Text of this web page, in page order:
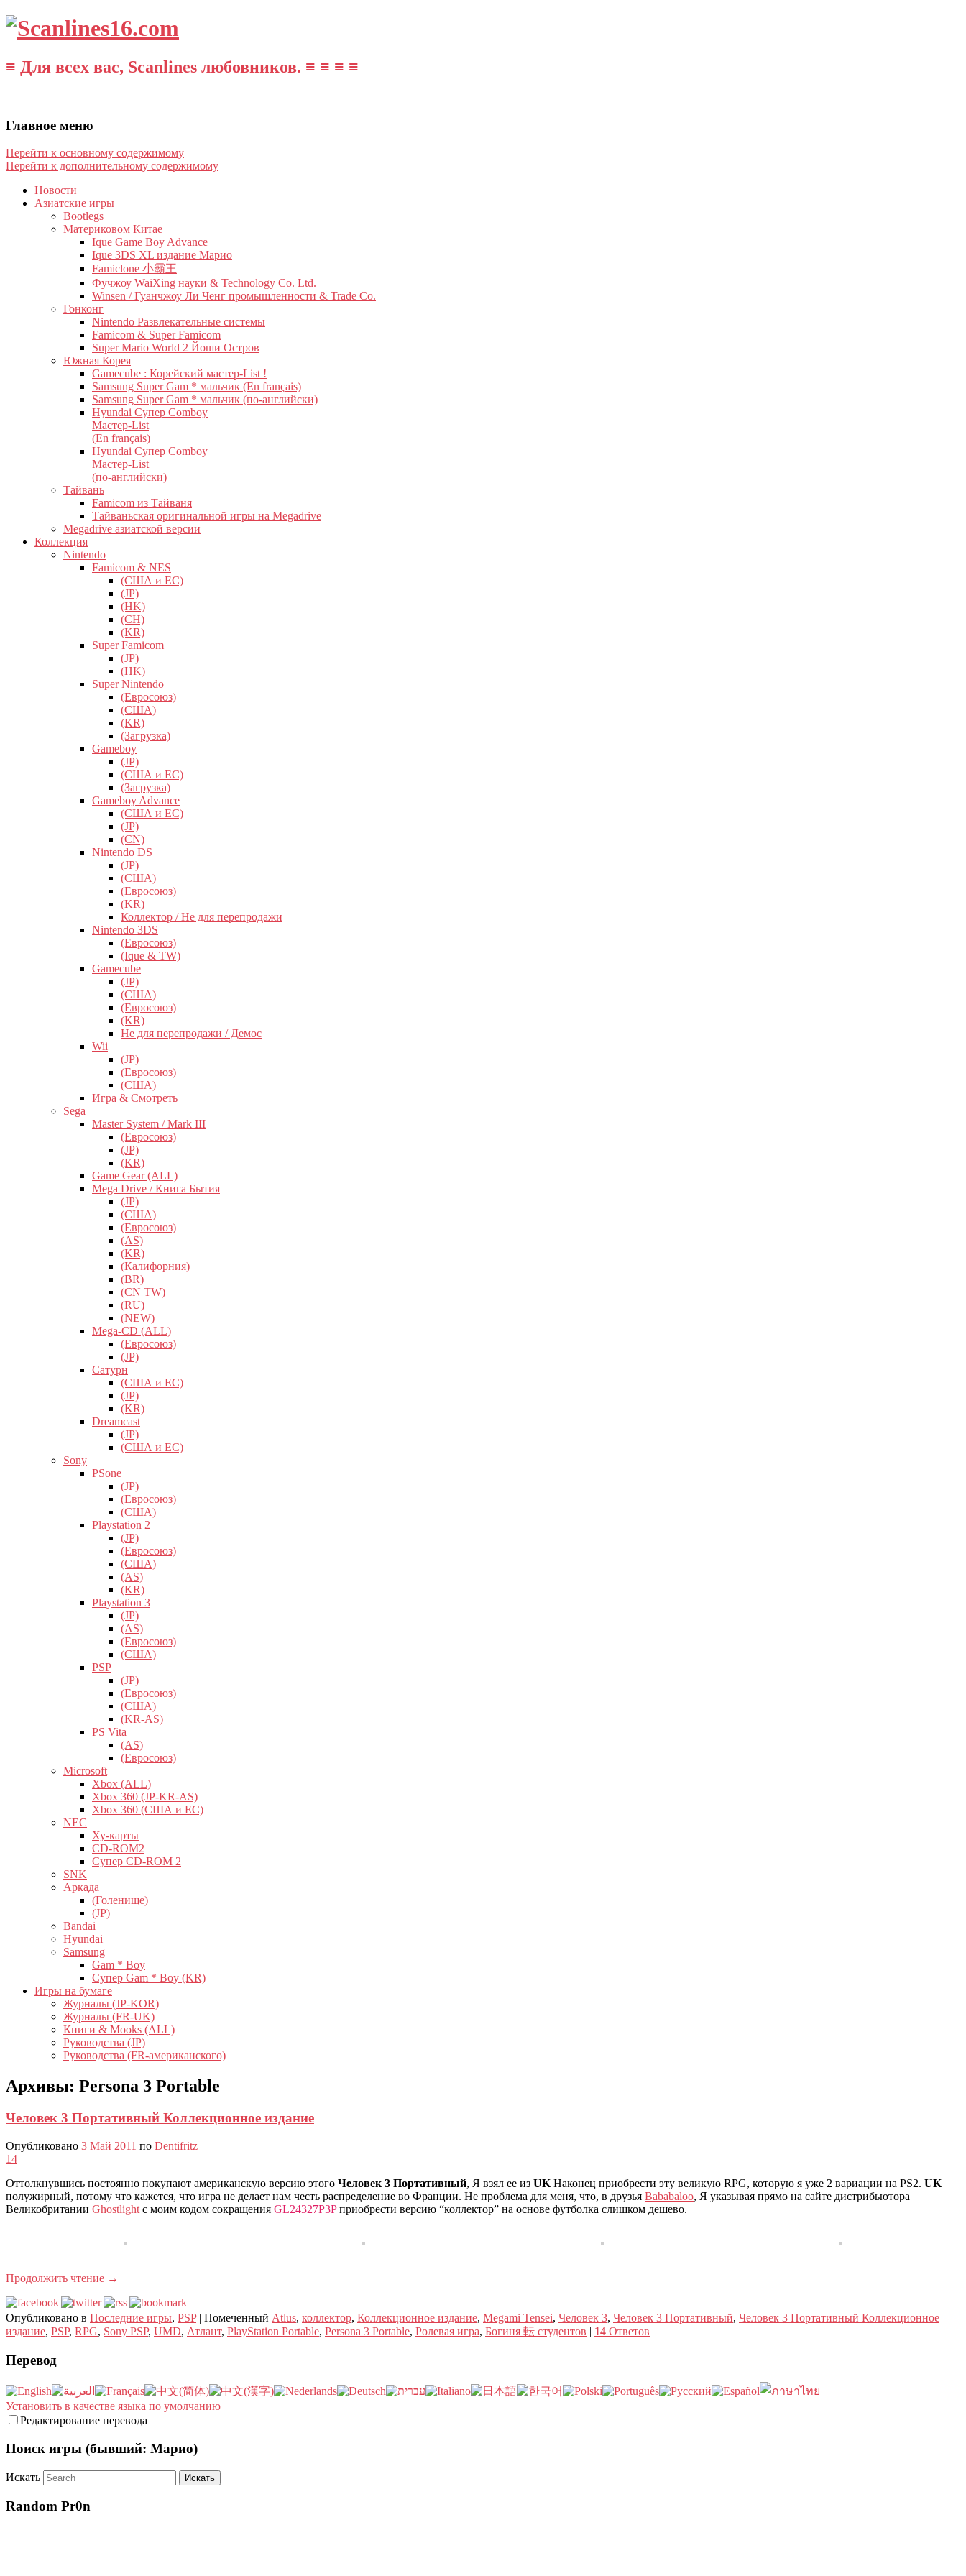
≡ Для всех вас, Scanlines любовников. ≡ ≡ ≡ ≡
Главное меню
Перейти к основному содержимому
Перейти к дополнительному содержимому
Новости
Азиатские игры
Bootlegs
Материковом Китае
Ique Game Boy Advance
Ique 3DS XL издание Марио
Famiclone 小霸王
Фучжоу WaiXing науки & Technology Co. Ltd.
Winsen / Гуанчжоу Ли Ченг промышленности & Trade Co.
Гонконг
Nintendo Развлекательные системы
Famicom & Super Famicom
Super Mario World 2 Йоши Остров
Южная Корея
Gamecube : Корейский мастер-List !
Samsung Super Gam * мальчик (En français)
Samsung Super Gam * мальчик (по-английски)
Hyundai Супер Comboy
Мастер-List
(En français)
Hyundai Супер Comboy
Мастер-List
(по-английски)
Тайвань
Famicom из Тайваня
Тайваньская оригинальной игры на Megadrive
Megadrive азиатской версии
Коллекция
Nintendo
Famicom & NES
(США и ЕС)
(JP)
(HK)
(CH)
(KR)
Super Famicom
(JP)
(HK)
Super Nintendo
(Евросоюз)
(США)
(KR)
(Загрузка)
Gameboy
(JP)
(США и ЕС)
(Загрузка)
Gameboy Advance
(США и ЕС)
(JP)
(CN)
Nintendo DS
(JP)
(США)
(Евросоюз)
(KR)
Коллектор / Не для перепродажи
Nintendo 3DS
(Евросоюз)
(Ique & TW)
Gamecube
(JP)
(США)
(Евросоюз)
(KR)
Не для перепродажи / Демос
Wii
(JP)
(Евросоюз)
(США)
Игра & Смотреть
Sega
Master System / Mark III
(Евросоюз)
(JP)
(KR)
Game Gear (ALL)
Mega Drive / Книга Бытия
(JP)
(США)
(Евросоюз)
(AS)
(KR)
(Калифорния)
(BR)
(CN TW)
(RU)
(NEW)
Mega-CD (ALL)
(Евросоюз)
(JP)
Сатурн
(США и ЕС)
(JP)
(KR)
Dreamcast
(JP)
(США и ЕС)
Sony
PSone
(JP)
(Евросоюз)
(США)
Playstation 2
(JP)
(Евросоюз)
(США)
(AS)
(KR)
Playstation 3
(JP)
(AS)
(Евросоюз)
(США)
PSP
(JP)
(Евросоюз)
(США)
(KR-AS)
PS Vita
(AS)
(Евросоюз)
Microsoft
Xbox (ALL)
Xbox 360 (JP-KR-AS)
Xbox 360 (США и ЕС)
NEC
Ху-карты
CD-ROM2
Супер CD-ROM 2
SNK
Аркада
(Голенище)
(JP)
Bandai
Hyundai
Samsung
Gam * Boy
Супер Gam * Boy (KR)
Игры на бумаге
Журналы (JP-KOR)
Журналы (FR-UK)
Книги & Mooks (ALL)
Руководства (JP)
Руководства (FR-американского)
Архивы: Persona 3 Portable
Человек 3 Портативный Коллекционное издание
Опубликовано 3 Май 2011 по Dentifritz
14
Оттолкнувшись постоянно покупают американскую версию этого Человек 3 Портативный, Я взял ее из UK Наконец приобрести эту великую RPG, которую я уже 2 вариации на PS2. UK
полужирный, потому что кажется, что игра не делает нам честь распределение во Франции. Не проблема для меня, что, в друзья Bababaloo, Я указывая прямо на сайте дистрибьютора
Великобритании Ghostlight с моим кодом сокращения GL24327P3Pприобрести версию “коллектор” на основе футболка слишком дешево.
Продолжить чтение →
Опубликовано в Последние игры, PSP | Помеченный Atlus, коллектор, Коллекционное издание, Megami Tensei, Человек 3, Человек 3 Портативный, Человек 3 Портативный Коллекционное
издание, PSP, RPG, Sony PSP, UMD, Атлант, PlayStation Portable, Persona 3 Portable, Ролевая игра, Богиня 転 студентов | 14 Ответов
Перевод
Установить в качестве языка по умолчанию
Редактирование перевода
Поиск игры (бывший: Марио)
Искать
Random Pr0n